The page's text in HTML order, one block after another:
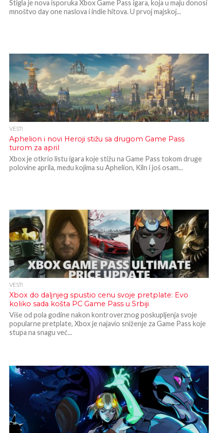
Stigla je nova isporuka Xbox Game Pass igara, koja u maju donosi
mnoštvo day one naslova i indie hitova. U prvoj majskoj...
VESTI
Aphelion i novi Heroji stižu sa drugom Game Pass
turom za april
Xbox je otkrio listu igara koje stižu na Game Pass tokom druge
polovine aprila, među kojima su Aphelion, Kiln i još osam...
VESTI
Xbox do daljnjeg spustio cenu svoje pretplate: Evo
koliko sada košta PC Game Pass u Srbiji
Više od pola godine nakon kontroverznog poskupljenja svoje
popularne pretplate, Xbox je najavio sniženje za Game Pass koje
stupa na snagu već...